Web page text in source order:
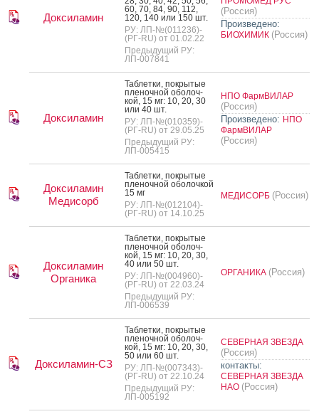
Доксиламин
60, 70, 84, 90, 112,
120, 140 или 150 шт.
РУ: ЛП-№(011236)-
(РГ-RU) от 01.02.22
Предыдущий РУ:
ЛП-007841
(Россия)
Произведено:
БИОХИМИК (Россия)
Доксиламин
Таб­летки, пок­ры­тые
пле­ноч­ной обо­лоч­
кой, 15 мг: 10, 20, 30
или 40 шт.
РУ: ЛП-№(010359)-
(РГ-RU) от 29.05.25
Предыдущий РУ:
ЛП-005415
НПО ФармВИЛАР
(Россия)
Произведено: НПО
ФармВИЛАР
(Россия)
Доксиламин
Медисорб
Таб­летки, пок­ры­тые
пле­ноч­ной обо­лоч­кой
15 мг
РУ: ЛП-№(012104)-
(РГ-RU) от 14.10.25
МЕДИСОРБ (Россия)
Доксиламин
Органика
Таб­летки, пок­ры­тые
пле­ноч­ной обо­лоч­
кой, 15 мг: 10, 20, 30,
40 или 50 шт.
РУ: ЛП-№(004960)-
(РГ-RU) от 22.03.24
Предыдущий РУ:
ЛП-006539
ОРГАНИКА (Россия)
Доксиламин-СЗ
Таб­летки, пок­ры­тые
пле­ноч­ной обо­лоч­
кой, 15 мг: 10, 20, 30,
50 или 60 шт.
РУ: ЛП-№(007343)-
(РГ-RU) от 22.10.24
Предыдущий РУ:
ЛП-005192
СЕВЕРНАЯ ЗВЕЗДА
(Россия)
контакты:
СЕВЕРНАЯ ЗВЕЗДА
НАО (Россия)